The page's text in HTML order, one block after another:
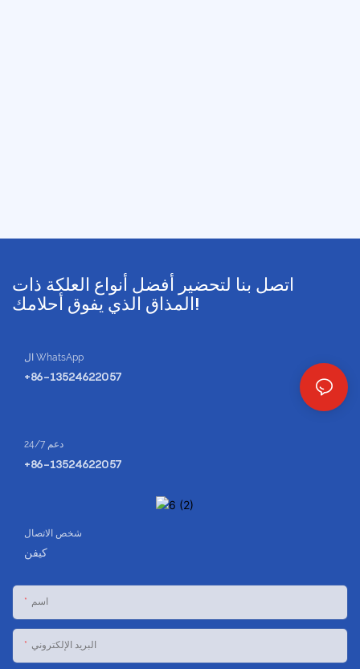
اتصل بنا لتحضير أفضل أنواع العلكة ذات
المذاق الذي يفوق أحلامك!
ال WhatsApp
+86-13524622057
دعم 24/7
+86-13524622057
شخص الاتصال
كيفن
اسم
البريد الإلكتروني